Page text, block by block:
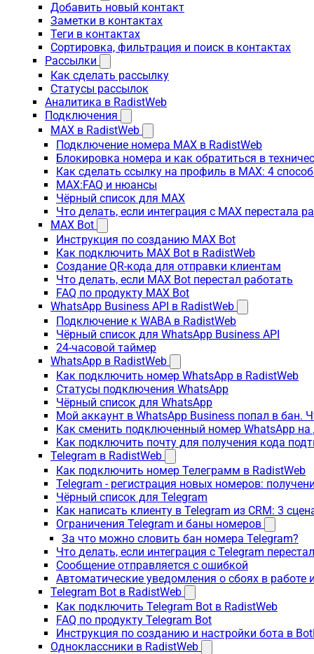
Добавить новый контакт
Заметки в контактах
Теги в контактах
Сортировка, фильтрация и поиск в контактах
Рассылки
Как сделать рассылку
Статусы рассылок
Аналитика в RadistWeb
Подключения
MAX в RadistWeb
Подключение номера MAX в RadistWeb
Блокировка номера и как обратиться в
Как сделать ссылку на профиль в MAX: 4
MAX:FAQ и нюансы
Чёрный список для MAX
Что делать, если интеграция с MAX перестала
MAX Bot
Инструкция по созданию MAX Bot
Как подключить MAX Bot в RadistWeb
Создание QR-кода для отправки клиентам
Что делать, если MAX Bot перестал работать
FAQ по продукту MAX Bot
WhatsApp Business API в RadistWeb
Подключение к WABA в RadistWeb
Чёрный список для WhatsApp Business API
24-часовой таймер
WhatsApp в RadistWeb
Как подключить номер WhatsApp в RadistWeb
Статусы подключения WhatsApp
Чёрный список для WhatsApp
Мой аккаунт в WhatsApp Business попал в бан.
Как сменить подключенный номер WhatsApp на
Как подключить почту для получения кода
Telegram в RadistWeb
Как подключить номер Телеграмм в RadistWeb
Telegram - регистрация новых номеров:
Чёрный список для Telegram
Как написать клиенту в Telegram из CRM: 3
Ограничения Telegram и баны номеров
За что можно словить бан номера Telegram?
Что делать, если интеграция с Telegram
Сообщение отправляется с ошибкой
Автоматические уведомления о сбоях в работе
Telegram Bot в RadistWeb
Как подключить Telegram Bot в RadistWeb
FAQ по продукту Telegram Bot
Инструкция по созданию и настройки бота в
Одноклассники в RadistWeb